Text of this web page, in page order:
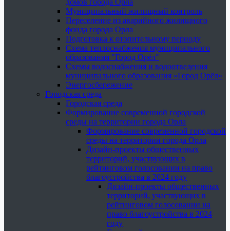
домов города Орла
Муниципальный жилищный контроль
Переселение из аварийного жилищного
фонда города Орла
Подготовка к отопительному периоду
Схема теплоснабжения муниципального
образования "Город Орёл"
Схемы водоснабжения и водоотведения
муниципального образования «Город Орёл»
Энергосбережение
Городская среда
Городская среда
Формирование современной городской
среды на территории города Орла
Формирование современной городской
среды на территории города Орла
Дизайн-проекты общественных
территорий, участвующих в
рейтинговом голосовании на право
благоустройства в 2024 году
Дизайн-проекты общественных
территорий, участвующих в
рейтинговом голосовании на
право благоустройства в 2024
году